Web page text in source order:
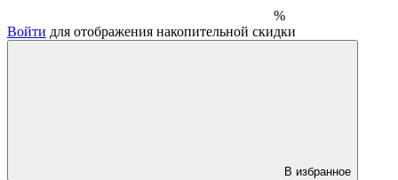
%
Войти для отображения накопительной скидки
В избранное